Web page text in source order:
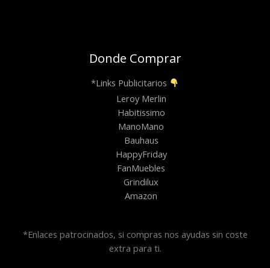
Donde Comprar
*Links Publicitarios
Leroy Merlin
Habitissimo
ManoMano
Bauhaus
HappyFriday
FanMuebles
Grindilux
Amazon
*Enlaces patrocinados, si compras nos ayudas sin coste
extra para ti.